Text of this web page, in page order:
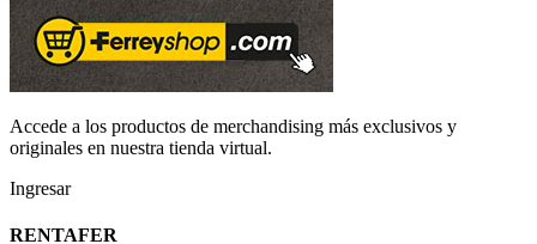
Accede a los productos de merchandising más exclusivos y
originales en nuestra tienda virtual.
Ingresar
RENTAFER